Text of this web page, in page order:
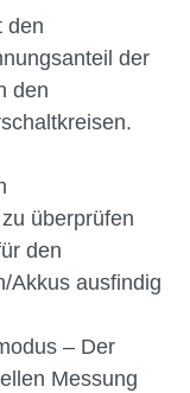
den
der
den
überprüfen
den
Akkus ausfindig
– Der
Messung